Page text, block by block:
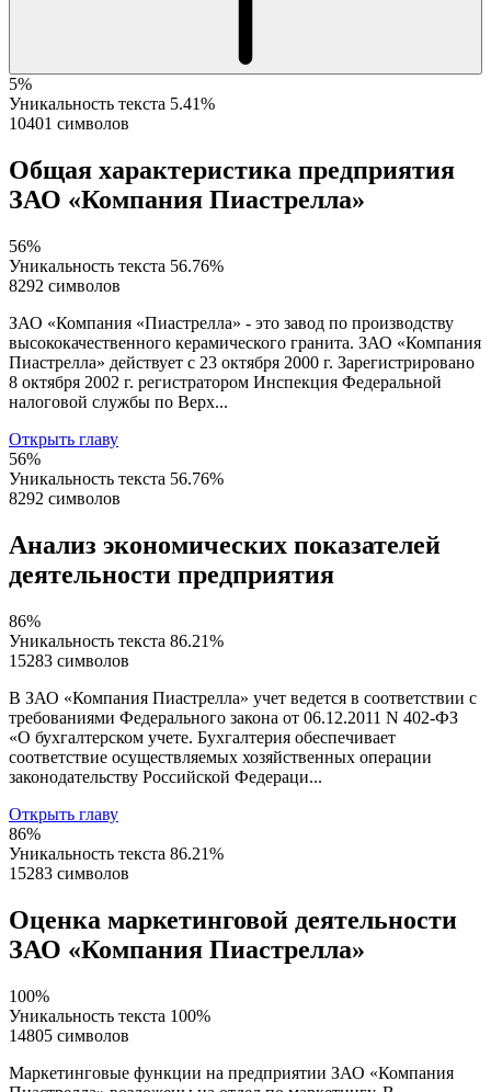
5%
Уникальность текста 5.41%
10401 символов
Общая характеристика предприятия
ЗАО «Компания Пиастрелла»
56%
Уникальность текста 56.76%
8292 символов
ЗАО «Компания «Пиастрелла» - это завод по производству
высококачественного керамического гранита. ЗАО «Компания
Пиастрелла» действует с 23 октября 2000 г. Зарегистрировано
8 октября 2002 г. регистратором Инспекция Федеральной
налоговой службы по Верх...
Открыть главу
56%
Уникальность текста 56.76%
8292 символов
Анализ экономических показателей
деятельности предприятия
86%
Уникальность текста 86.21%
15283 символов
В ЗАО «Компания Пиастрелла» учет ведется в соответствии с
требованиями Федерального закона от 06.12.2011 N 402-ФЗ
«О бухгалтерском учете. Бухгалтерия обеспечивает
соответствие осуществляемых хозяйственных операции
законодательству Российской Федераци...
Открыть главу
86%
Уникальность текста 86.21%
15283 символов
Оценка маркетинговой деятельности
ЗАО «Компания Пиастрелла»
100%
Уникальность текста 100%
14805 символов
Маркетинговые функции на предприятии ЗАО «Компания